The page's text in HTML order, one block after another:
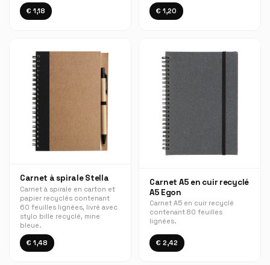
€ 1,18 € 1,20
Carnet à spirale Stella
Carnet à spirale en carton et
papier recyclés contenant
60 feuilles lignées, livré avec
stylo bille recyclé, mine
bleue.
€ 1,48
Carnet A5 en cuir recyclé
A5 Egon
Carnet A5 en cuir recyclé
contenant 80 feuilles
lignées.
€ 2,42